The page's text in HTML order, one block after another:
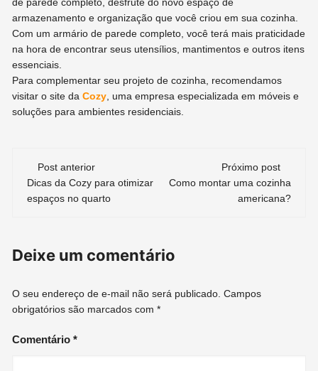
armazenamento e organização que você criou em sua cozinha.
Com um armário de parede completo, você terá mais praticidade
na hora de encontrar seus utensílios, mantimentos e outros itens
essenciais.
Para complementar seu projeto de cozinha, recomendamos
visitar o site daCozy , uma empresa especializada em móveis e
soluções para ambientes residenciais.
Navegação
de
Post anterior
Dicas da Cozy para otimizar
espaços no quarto
Próximo post
Como montar uma cozinha
americana?
Deixe um comentário
O seu endereço de e-mail não será publicado. Campos
obrigatórios são marcados com*
Comentário*